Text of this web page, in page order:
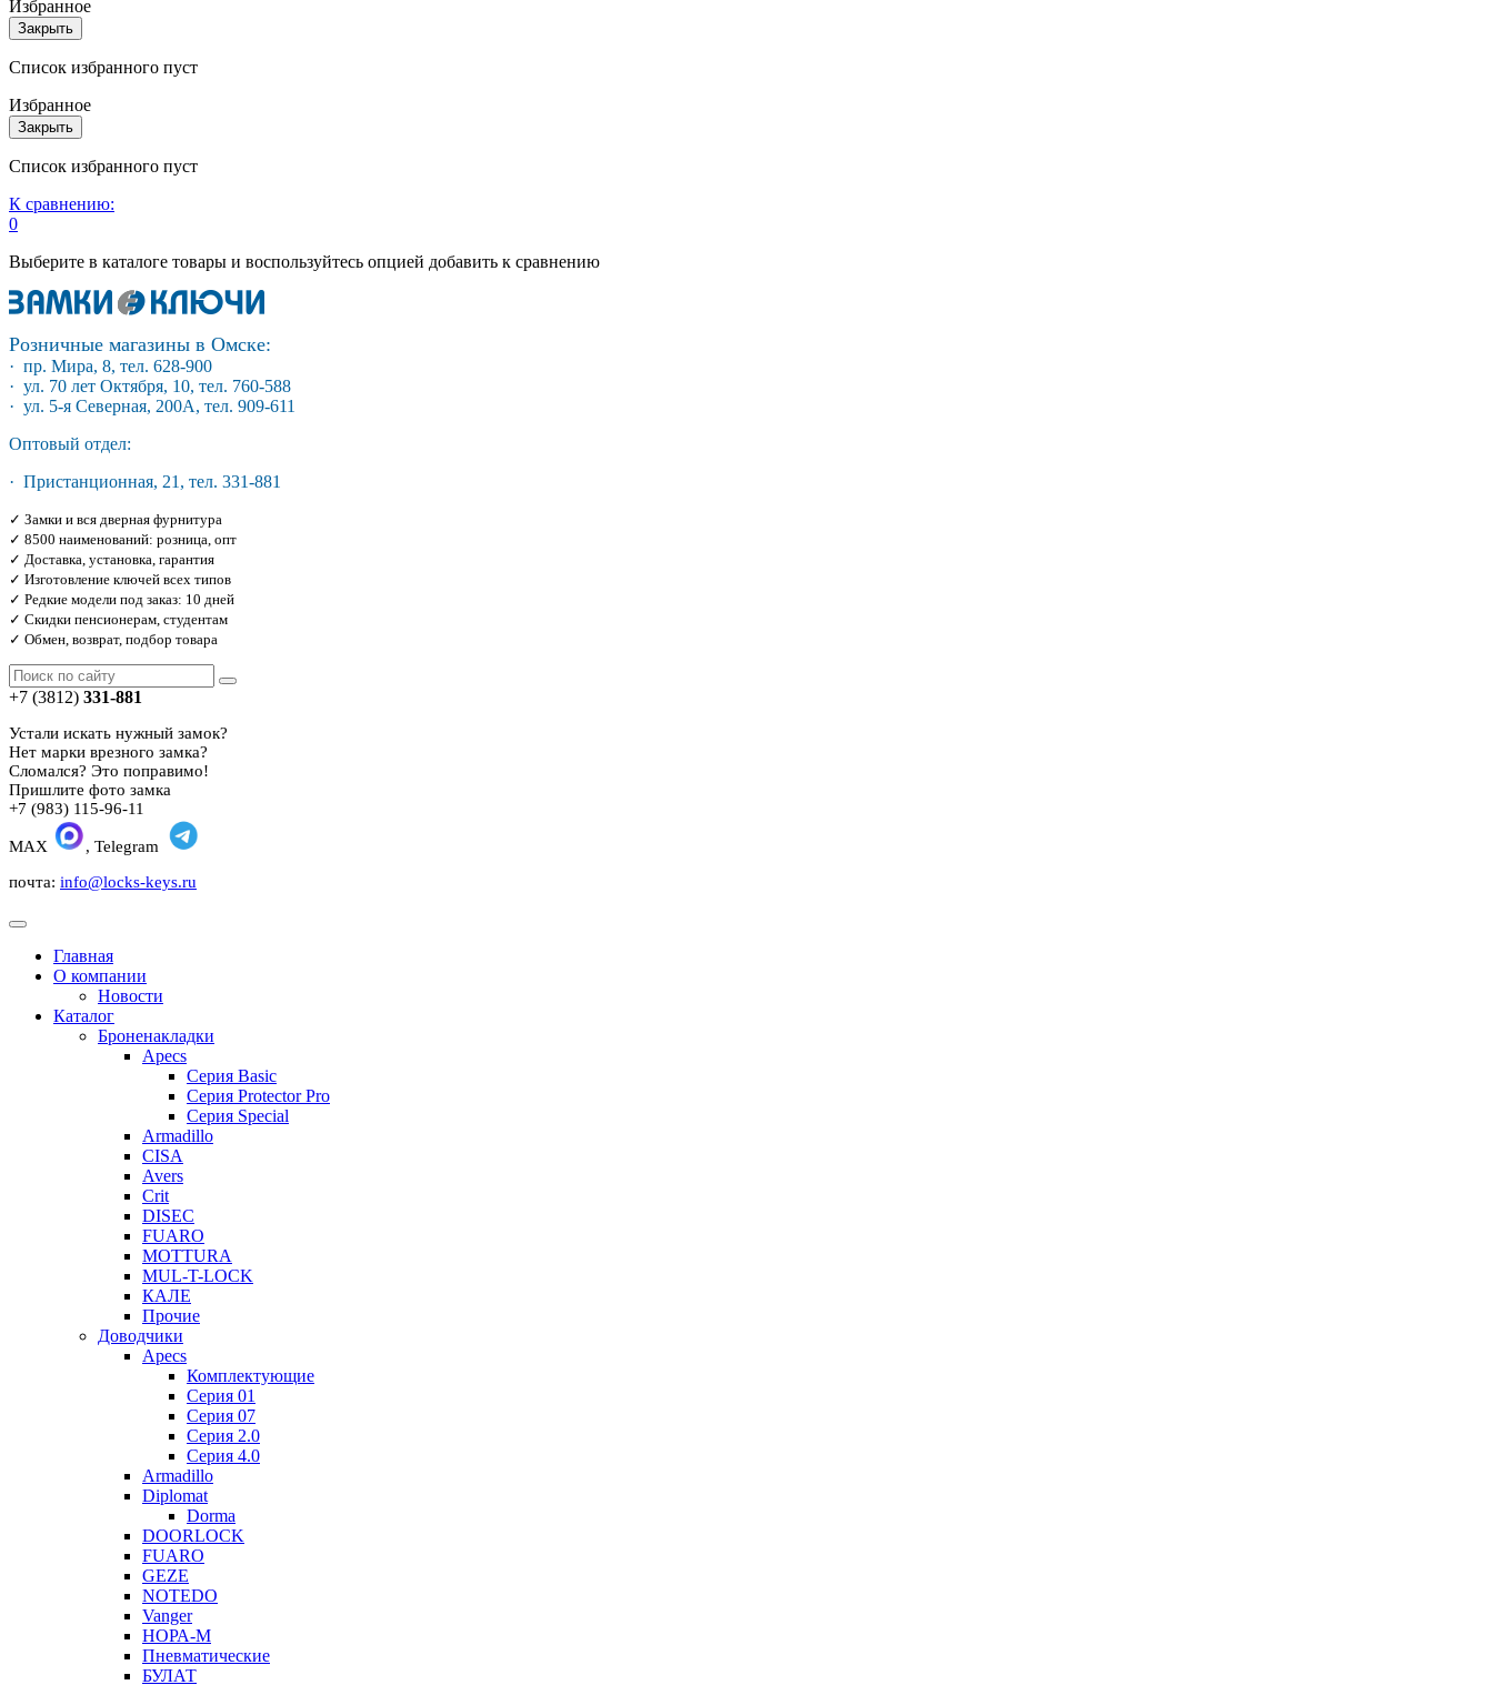
Избранное
Закрыть
Список избранного пуст
Избранное
Закрыть
Список избранного пуст
К сравнению:
0
Выберите в каталоге товары и воспользуйтесь опцией добавить к сравнению
Розничные магазины в Омске:
· пр. Мира, 8, тел. 628-900
· ул. 70 лет Октября, 10, тел. 760-588
· ул. 5-я Северная, 200А, тел. 909-611
Оптовый отдел:
· Пристанционная, 21, тел. 331-881
✓ Замки и вся дверная фурнитура
✓ 8500 наименований: розница, опт
✓ Доставка, установка, гарантия
✓ Изготовление ключей всех типов
✓ Редкие модели под заказ: 10 дней
✓ Скидки пенсионерам, студентам
✓ Обмен, возврат, подбор товара
+7 (3812) 331-881
Устали искать нужный замок?
Нет марки врезного замка?
Сломался? Это поправимо!
Пришлите фото замка
+7 (983) 115-96-11
MAX
, Telegram
почта: info@locks-keys.ru
Главная
О компании
Новости
Каталог
Броненакладки
Apecs
Серия Basic
Серия Protector Pro
Серия Special
Armadillo
CISA
Avers
Crit
DISEC
FUARO
MOTTURA
MUL-T-LOCK
КАЛЕ
Прочие
Доводчики
Apecs
Комплектующие
Серия 01
Серия 07
Серия 2.0
Серия 4.0
Armadillo
Diplomat
Dorma
DOORLOCK
FUARO
GEZE
NOTEDO
Vanger
НОРА-М
Пневматические
БУЛАТ